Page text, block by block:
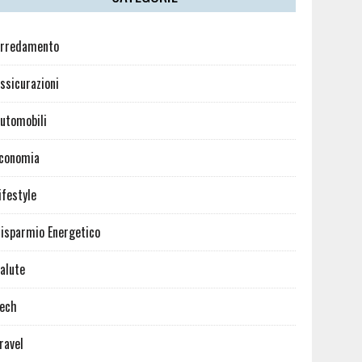
Energetico